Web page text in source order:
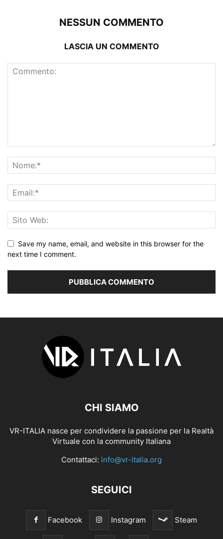
NESSUN COMMENTO
LASCIA UN COMMENTO
Save my name, email, and website in this browser for the
next time I comment.
CHI SIAMO
VR-ITALIA nasce per condividere la passione per la Realtà
Virtuale con la community Italiana
Contattaci: info@vr-italia.org
SEGUICI
Facebook Instagram Steam